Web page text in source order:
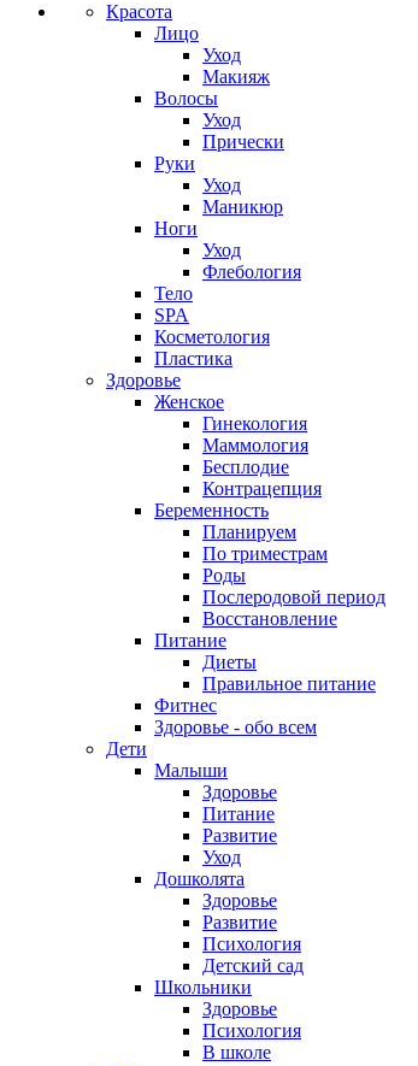
Красота
Лицо
Уход
Макияж
Волосы
Уход
Прически
Руки
Уход
Маникюр
Ноги
Уход
Флебология
Тело
SPA
Косметология
Пластика
Здоровье
Женское
Гинекология
Маммология
Бесплодие
Контрацепция
Беременность
Планируем
По триместрам
Роды
Послеродовой период
Восстановление
Питание
Диеты
Правильное питание
Фитнес
Здоровье - обо всем
Дети
Малыши
Здоровье
Питание
Развитие
Уход
Дошколята
Здоровье
Развитие
Психология
Детский сад
Школьники
Здоровье
Психология
В школе